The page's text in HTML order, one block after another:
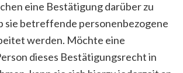
eine Bestätigung darüber zu
sie betreffende personenbezogene
werden. Möchte eine
dieses Bestätigungsrecht in